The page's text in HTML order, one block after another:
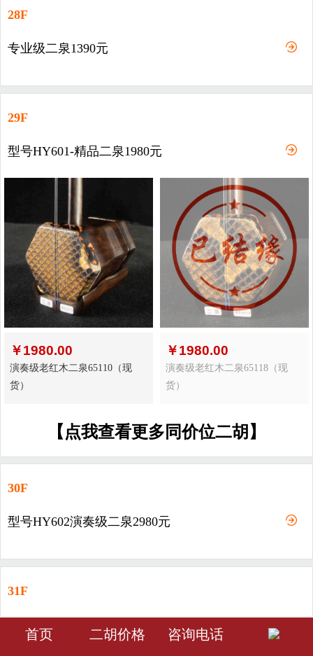
28F
专业级二泉1390元
29F
型号HY601-精品二泉1980元
￥1980.00
演奏级老红木二泉65110（现
货）
￥1980.00
演奏级老红木二泉65118（现
货）
【点我查看更多同价位二胡】
30F
型号HY602演奏级二泉2980元
31F
型号HY603-演奏级二泉3980元
󰀁 󰀅
首页 二胡价格 咨询电话